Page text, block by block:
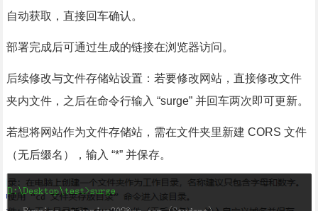
自动获取，直接回车确认。
部署完成后可通过生成的链接在浏览器访问。
后续修改与文件存储站设置：若要修改网站，直接修改文件
夹内文件，之后在命令行输入 “surge” 并回车两次即可更新。
若想将网站作为文件存储站，需在文件夹里新建 CORS 文件
（无后缀名），输入 “*” 并保存。